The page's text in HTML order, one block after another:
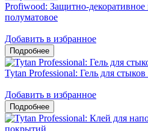
Profiwood: Защитно-
полуматовое
Добавить в избранное
Tytan Professional: Гель для
Добавить в избранное